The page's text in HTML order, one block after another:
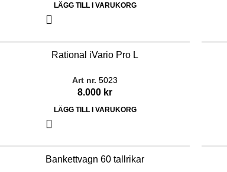
LÄGG TILL I VARUKORG
Rational iVario Pro L
Art nr. 5023
8.000 kr
LÄGG TILL I VARUKORG
Bankettvagn 60 tallrikar